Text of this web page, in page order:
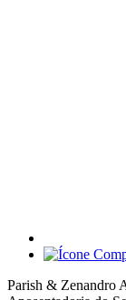
Parish & Zenandro